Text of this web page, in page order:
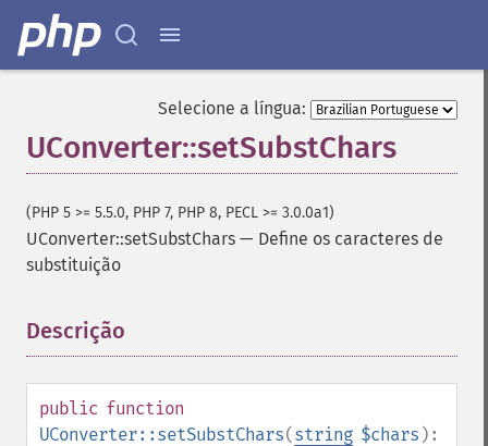
Selecione a língua:
UConverter::setSubstChars
(PHP 5 >= 5.5.0, PHP 7, PHP 8, PECL >= 3.0.0a1)
UConverter::setSubstChars — Define os caracteres de
substituição
Descrição
public function
UConverter::setSubstChars(string $chars ):